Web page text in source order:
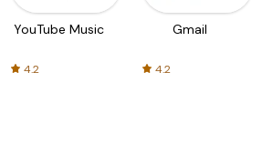
YouTube Music
4.2
Gmail
4.2